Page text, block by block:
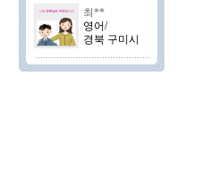
최**
영어/
경북 구미시